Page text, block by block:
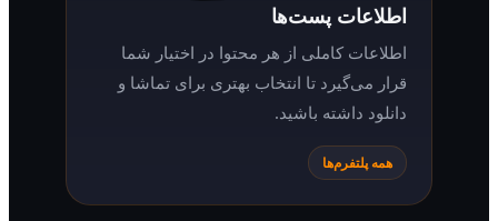
اطلاعات پست‌ها
اطلاعات کاملی از هر محتوا در اختیار شما
قرار می‌گیرد تا انتخاب بهتری برای تماشا و
دانلود داشته باشید.
همه پلتفرم‌ها